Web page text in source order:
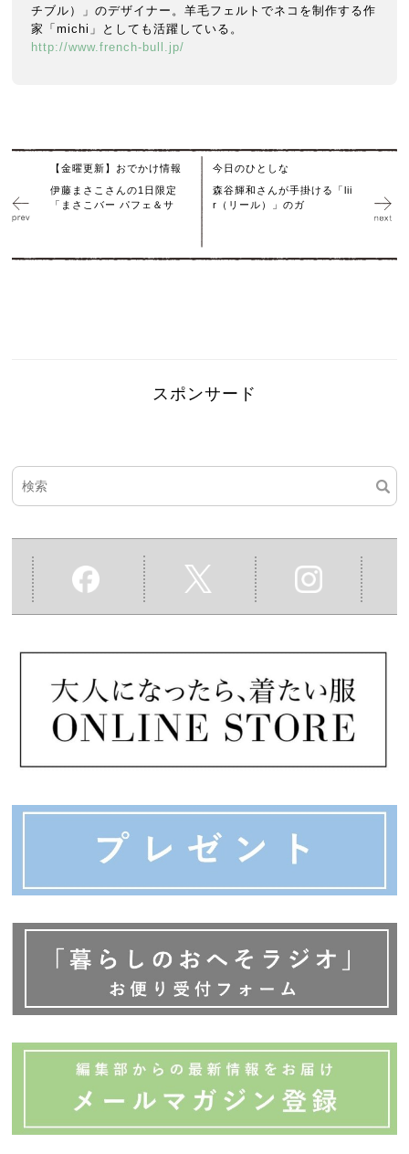
チブル）」のデザイナー。羊毛フェルトでネコを制作する作
家「michi」としても活躍している。
http://www.french-bull.jp/
【金曜更新】おでかけ情報
伊藤まさこさんの1日限定
「まさこバー パフェ＆サ
今日のひとしな
森谷輝和さんが手掛ける「lii
r（リール）」のガ
スポンサード